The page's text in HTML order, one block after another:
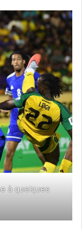
à quelques